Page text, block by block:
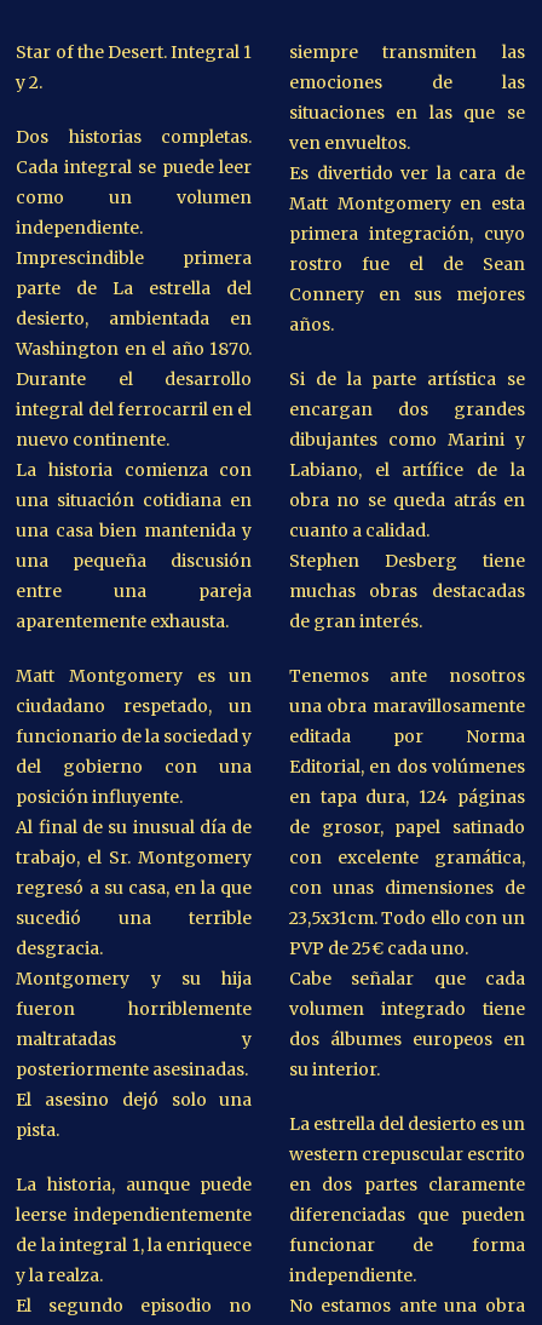
Star of the Desert. Integral 1
y 2.
Dos historias completas.
Cada integral se puede leer
como un volumen
independiente.
Imprescindible primera
parte de La estrella del
desierto, ambientada en
Washington en el año 1870.
Durante el desarrollo
integral del ferrocarril en el
nuevo continente.
La historia comienza con
una situación cotidiana en
una casa bien mantenida y
una pequeña discusión
entre una pareja
aparentemente exhausta.
Matt Montgomery es un
ciudadano respetado, un
funcionario de la sociedad y
del gobierno con una
posición influyente.
Al final de su inusual día de
trabajo, el Sr. Montgomery
regresó a su casa, en la que
sucedió una terrible
desgracia.
Montgomery y su hija
fueron horriblemente
maltratadas y
posteriormente asesinadas.
El asesino dejó solo una
pista.
La historia, aunque puede
leerse independientemente
de la integral 1, la enriquece
y la realza.
El segundo episodio no
siempre transmiten las
emociones de las
situaciones en las que se
ven envueltos.
Es divertido ver la cara de
Matt Montgomery en esta
primera integración, cuyo
rostro fue el de Sean
Connery en sus mejores
años.
Si de la parte artística se
encargan dos grandes
dibujantes como Marini y
Labiano, el artífice de la
obra no se queda atrás en
cuanto a calidad.
Stephen Desberg tiene
muchas obras destacadas
de gran interés.
Tenemos ante nosotros
una obra maravillosamente
editada por Norma
Editorial, en dos volúmenes
en tapa dura, 124 páginas
de grosor, papel satinado
con excelente gramática,
con unas dimensiones de
23,5x31cm. Todo ello con un
PVP de 25€ cada uno.
Cabe señalar que cada
volumen integrado tiene
dos álbumes europeos en
su interior.
La estrella del desierto es un
western crepuscular escrito
en dos partes claramente
diferenciadas que pueden
funcionar de forma
independiente.
No estamos ante una obra